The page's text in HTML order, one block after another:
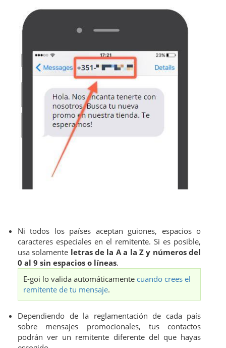
Ni todos los países aceptan guiones, espacios o
caracteres especiales en el remitente. Si es posible,
usa solamente letras de la A a la Z y números del
0 al 9 sin espacios o líneas.
E-goi lo valida automáticamente cuando crees el
remitente de tu mensaje.
Dependiendo de la reglamentación de cada país
sobre mensajes promocionales, tus contactos
podrán ver un remitente diferente del que hayas